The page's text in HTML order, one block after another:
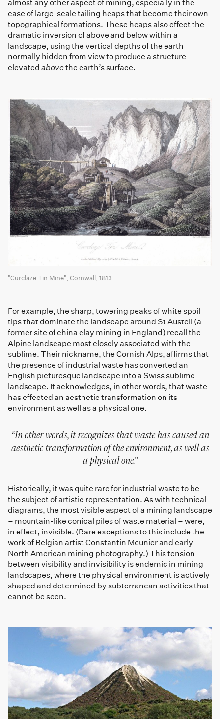
almost any other aspect of mining, especially in the
case of large-scale tailing heaps that become their own
topographical formations. These heaps also effect the
dramatic inversion of above and below within a
landscape, using the vertical depths of the earth
normally hidden from view to produce a structure
elevatedabovethe earth’s surface.
"Curclaze Tin Mine", Cornwall, 1813.
For example, the sharp, towering peaks of white spoil
tips that dominate the landscape around St Austell (a
former site of china clay mining in England) recall the
Alpine landscape most closely associated with the
sublime. Their nickname, the Cornish Alps, affirms that
the presence of industrial waste has converted an
English picturesque landscape into a Swiss sublime
landscape. It acknowledges, in other words, that waste
has effected an aesthetic transformation on its
environment as well as a physical one.
In other words, it recognizes that waste has caused an
aesthetic transformation of the environment, as well as
a physical one.
Historically, it was quite rare for industrial waste to be
the subject of artistic representation. As with technical
diagrams, the most visible aspect of a mining landscape
– mountain-like conical piles of waste material – were,
in effect, invisible. (Rare exceptions to this include the
work of Belgian artist Constantin Meunier and early
North American mining photography.) This tension
between visibility and invisibility is endemic in mining
landscapes, where the physical environment is actively
shaped and determined by subterranean activities that
cannot be seen.